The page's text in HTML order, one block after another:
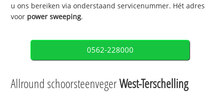
u ons bereiken via onderstaand servicenummer. Hét adres
voor power sweeping.
0562-228000
Allround schoorsteenvegerWest-Terschelling